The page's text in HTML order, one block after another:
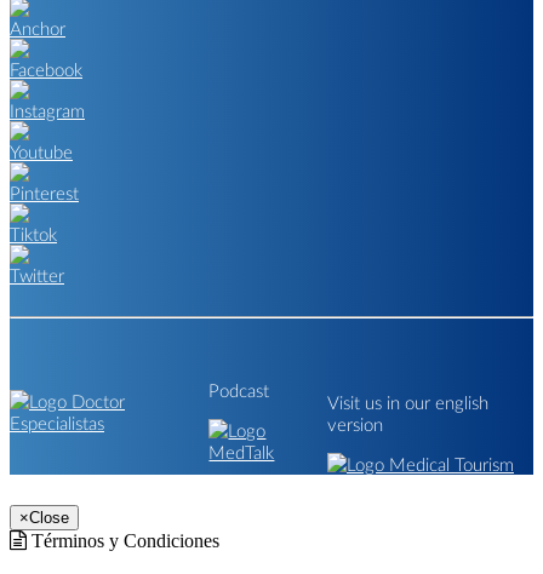
Podcast
Visit us in our english
version
×Close
Términos y Condiciones